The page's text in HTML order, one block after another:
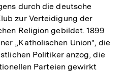
durch die deutsche
zur Verteidigung der
Religion gebildet. 1899
„Katholischen Union", die
Politiker anzog, die
Parteien gewirkt